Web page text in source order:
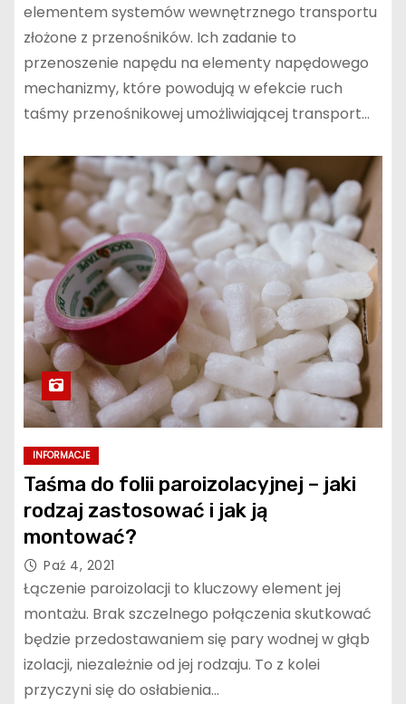
elementem systemów wewnętrznego transportu
złożone z przenośników. Ich zadanie to
przenoszenie napędu na elementy napędowego
mechanizmy, które powodują w efekcie ruch
taśmy przenośnikowej umożliwiającej transport…
INFORMACJE
Taśma do folii paroizolacyjnej – jaki
rodzaj zastosować i jak ją
montować?
Paź 4, 2021
Łączenie paroizolacji to kluczowy element jej
montażu. Brak szczelnego połączenia skutkować
będzie przedostawaniem się pary wodnej w głąb
izolacji, niezależnie od jej rodzaju. To z kolei
przyczyni się do osłabienia…